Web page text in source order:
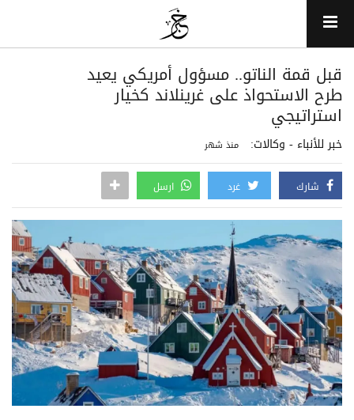
قبل قمة الناتو.. مسؤول أمريكي يعيد
طرح الاستحواذ على غرينلاند كخيار
استراتيجي
خبر للأنباء - وكالات: منذ شهر
شارك غرد ارسل